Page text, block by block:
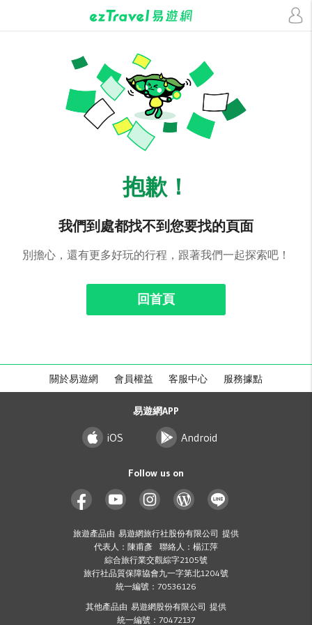
抱歉！
我們到處都找不到您要找的頁面
別擔心，還有更多好玩的行程，跟著我們一起探索吧！
回首頁
關於易遊網 會員權益 客服中心 服務據點
易遊網APP
iOS Android
Follow us on
旅遊產品由 易遊網旅行社股份有限公司 提供
代表人：陳甫彥 聯絡人：楊江萍
綜合旅行業交觀綜字2105號
旅行社品質保障協會九一字第北1204號
統一編號：70536126
其他產品由 易遊網股份有限公司 提供
統一編號：70472137